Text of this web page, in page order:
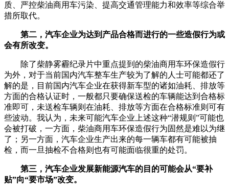
质、严控柴油商用车污染、提高交通管理能力和效率等综合举
措所取代。
第二，汽车企业为达到产品合格而进行的一些造假行为或
会有所改变。
除了柴静雾霾纪录片中重点提到的柴油商用车环保造假行
为外，对于当前国内汽车整车生产较为了解的人士可能都还了
解的是，目前国内汽车企业在获得新车型的诸如油耗、排放等
方面的合格认证时，一般都只要确保送检的车辆能达到合格标
准即可，未送检车辆则在油耗、排放等方面在合格标准则可有
些波动。我认为，未来可能汽车企业上述这种“潜规则”可能也
会被打破，一方面，柴油商用车环保造假行为固然是难以为继
了；另一方面，汽车企业生产出来的每一辆车都有可能被抽
检，而一旦抽检不合格则也有可能面临很重的处罚。
第三，汽车企业发展新能源汽车的目的可能会从“要补
贴”向“要市场”改变。